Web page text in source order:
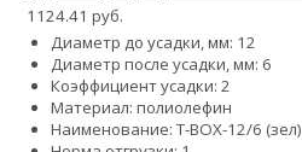
1124.41 руб.
Диаметр до усадки, мм: 12
Диаметр после усадки, мм: 6
Коэффициент усадки: 2
Материал: полиолефин
Наименование: Т-BOX-12/6 (зел)